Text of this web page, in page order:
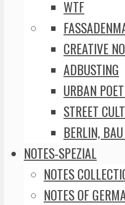
WTF
CREATIVE
ADBUSTING
URBAN
STREET
BERLIN,
NOTES-SPEZIAL
NOTES
NOTES OF